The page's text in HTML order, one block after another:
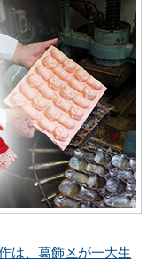
は、葛飾区が一大生